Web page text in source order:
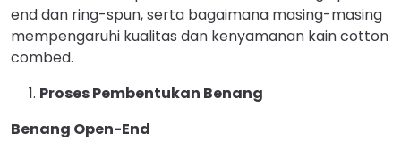
end dan ring-spun, serta bagaimana masing-masing
mempengaruhi kualitas dan kenyamanan kain cotton
combed.
Proses Pembentukan Benang
Benang Open-End